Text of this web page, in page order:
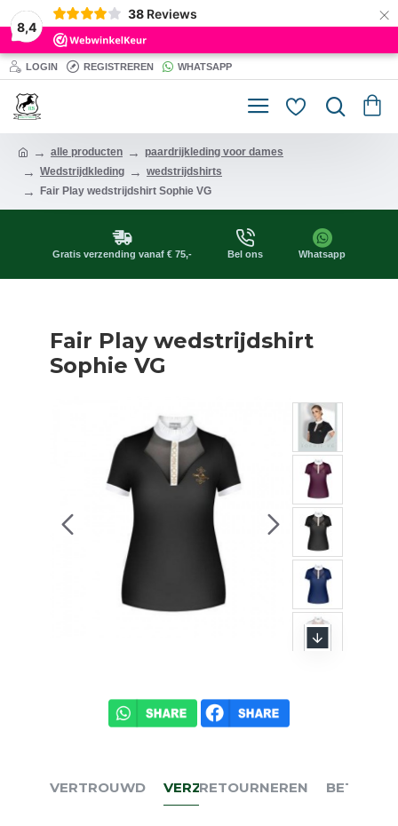
8,4
38 Reviews ×
LOGIN REGISTREREN WHATSAPP
alle producten
paardrijkleding voor dames
Wedstrijdkleding
wedstrijdshirts
Fair Play wedstrijdshirt Sophie VG
Gratis verzending vanaf € 75,- Bel ons Whatsapp
Fair Play wedstrijdshirt
Sophie VG
VERTROUWD VERZENDEN
RETOURNEREN BETALEN